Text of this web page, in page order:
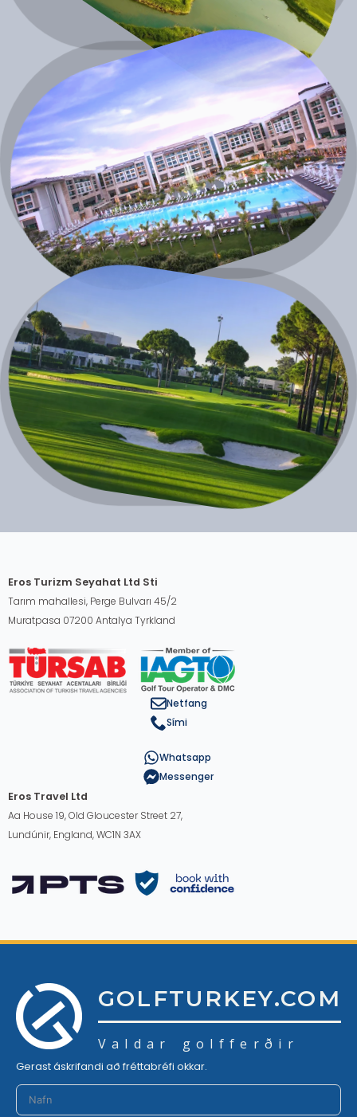
Eros Turizm Seyahat Ltd Sti
Tarım mahallesi, Perge Bulvarı 45/2
Muratpasa 07200 Antalya Tyrkland
Netfang
Sími
Whatsapp
Messenger
Eros Travel Ltd
Aa House 19, Old Gloucester Street 27,
Lundúnir, England, WC1N 3AX
GOLFTURKEY.COM
Valdar golfferðir
Gerast áskrifandi að fréttabréfi okkar.